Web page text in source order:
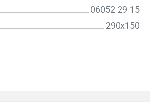
06052-29-15
290х150